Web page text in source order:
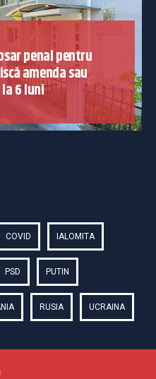
penal pentru
amenda sau
6 luni
COVID IALOMITA
PSD PUTIN
RUSIA UCRAINA